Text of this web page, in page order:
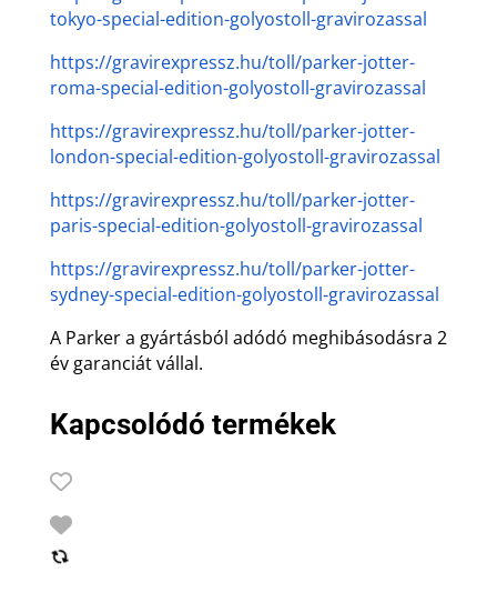
tokyo-special-edition-golyostoll-gravirozassal
https://gravirexpressz.hu/toll/parker-jotter-
roma-special-edition-golyostoll-gravirozassal
https://gravirexpressz.hu/toll/parker-jotter-
london-special-edition-golyostoll-gravirozassal
https://gravirexpressz.hu/toll/parker-jotter-
paris-special-edition-golyostoll-gravirozassal
https://gravirexpressz.hu/toll/parker-jotter-
sydney-special-edition-golyostoll-gravirozassal
A Parker a gyártásból adódó meghibásodásra 2
év garanciát vállal.
Kapcsolódó termékek